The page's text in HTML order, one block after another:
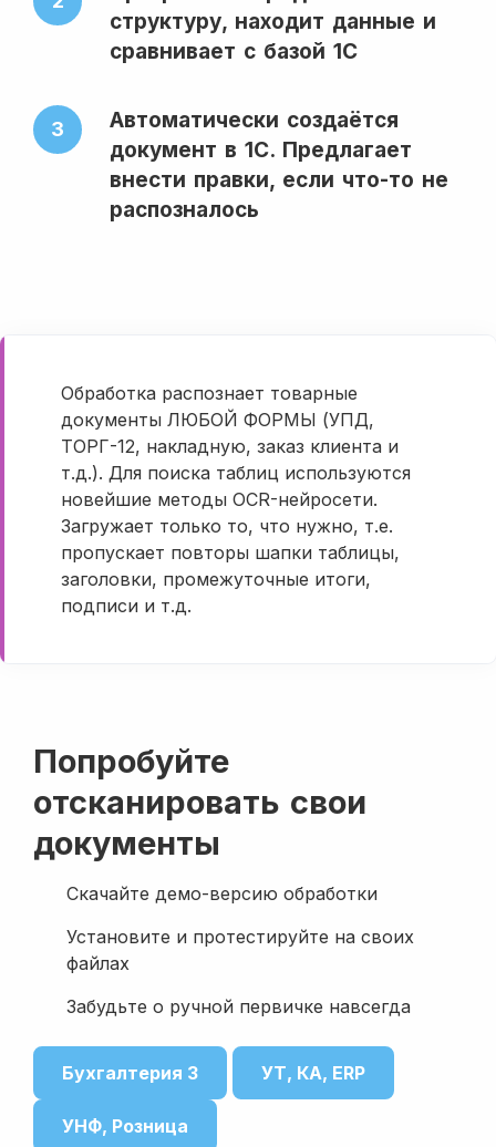
структуру, находит данные и
сравнивает с базой 1С
3
Автоматически создаётся
документ в 1С. Предлагает
внести правки, если что-то не
распозналось
Обработка распознает товарные
документы ЛЮБОЙ ФОРМЫ (УПД,
ТОРГ-12, накладную, заказ клиента и
т.д.). Для поиска таблиц используются
новейшие методы OCR-нейросети.
Загружает только то, что нужно, т.е.
пропускает повторы шапки таблицы,
заголовки, промежуточные итоги,
подписи и т.д.
Попробуйте
отсканировать свои
документы
Скачайте демо-версию обработки
Установите и протестируйте на своих
файлах
Забудьте о ручной первичке навсегда
Бухгалтерия 3 УТ, КА, ERP
УНФ, Розница